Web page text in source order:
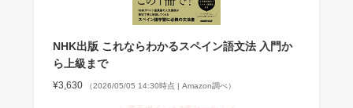
NHK出版 これならわかるスペイン語文法 入門か
ら上級まで
¥3,630 （2026/05/05 14:30時点 | Amazon調べ）